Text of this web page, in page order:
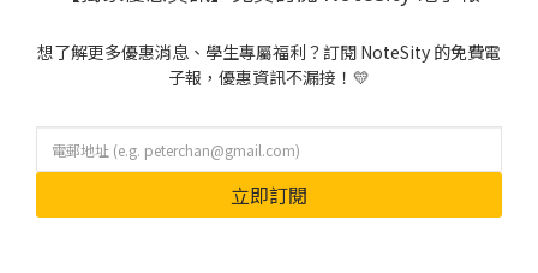
想了解更多優惠消息、學生專屬福利？訂閱 NoteSity 的免費電
子報，優惠資訊不漏接！💛
立即訂閱